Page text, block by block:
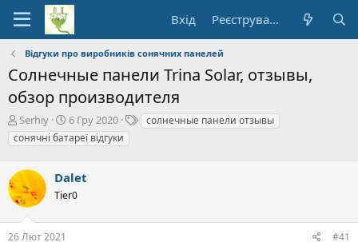
Вхід Реєстрування
Відгуки про виробників сонячних панелей
Солнечные панели Trina Solar, отзывы,
обзор производителя
А
в
т
р
т
е
м
и
Serhiy
Д
а
т
п
о
а
6 Гру 2020
Тсолнечные панели отзывы
сонячні батареї відгуки
Dalet
Tier0
26 Лют 2021 #41